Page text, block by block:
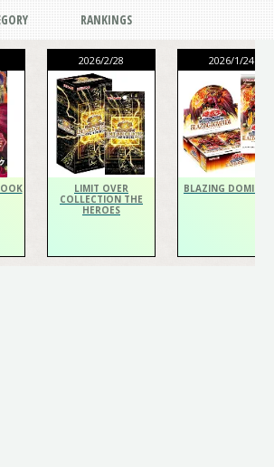
RANKINGS
2026/2/28
LIMIT OVER
COLLECTION THE
HEROES
2026/1/24
BLAZING DOMINION